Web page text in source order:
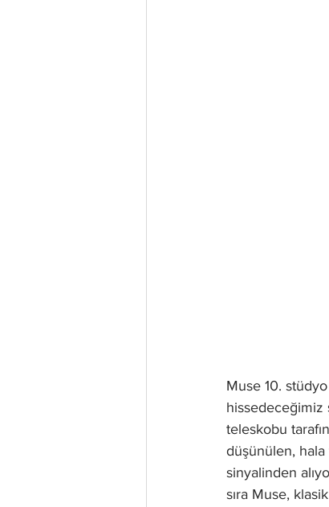
Muse 10.
hissedeceğimiz
teleskobu
düşünülen,
sinyalinden
sıra Muse,